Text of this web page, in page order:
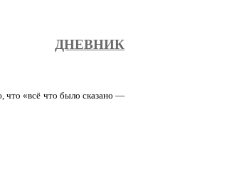
ДНЕВНИК
что «всё что было сказано —